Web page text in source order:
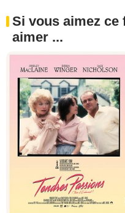
Si vous aimez
aimer ...